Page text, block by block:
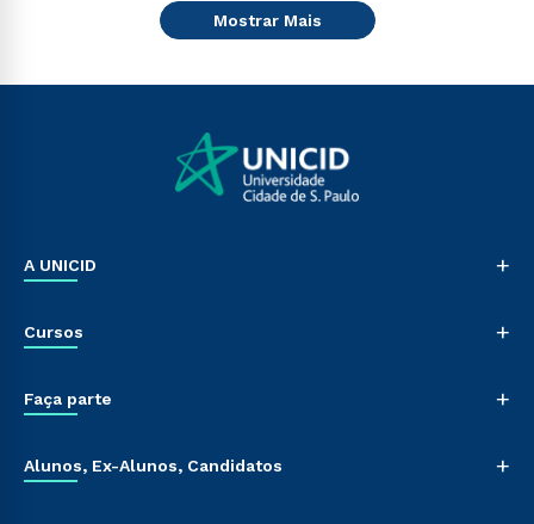
Mostrar Mais
A UNICID +
Sala de Imprensa
Sou Colaborador
Ética e Integridade
Cursos +
Pós-graduação
Cursos Livres
Faça parte +
Vestibular Redação
Alunos, Ex-Alunos, Candidatos +